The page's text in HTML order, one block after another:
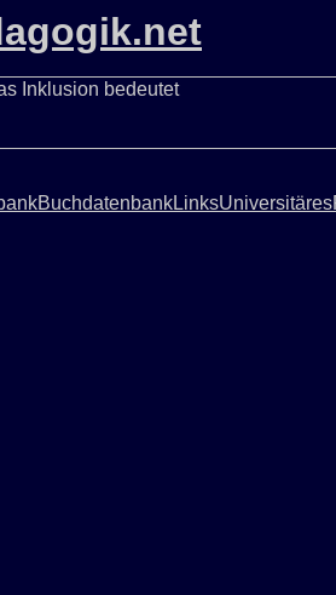
BuchdatenbankLinksUniversitäres